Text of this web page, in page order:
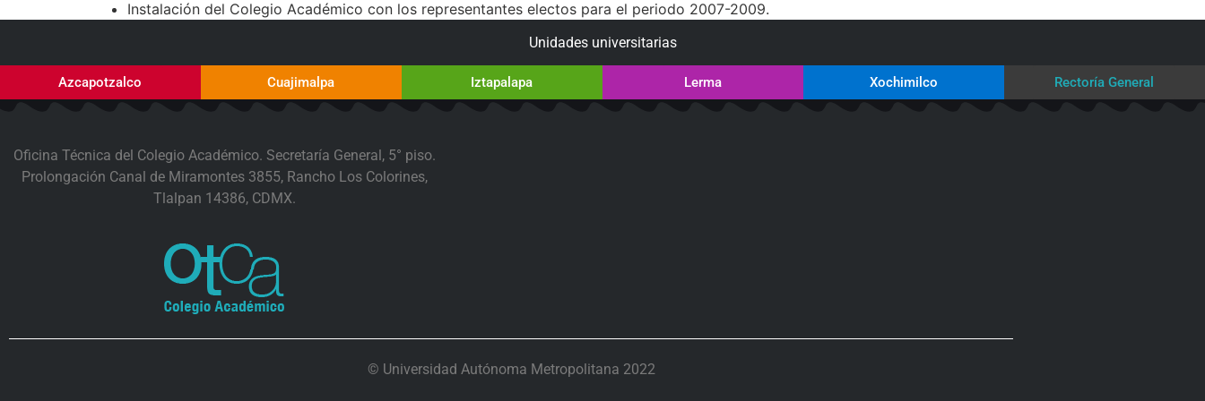
Instalación del Colegio Académico con los representantes electos para el periodo 2007-2009.
Unidades universitarias
Azcapotzalco Cuajimalpa Iztapalapa Lerma Xochimilco Rectoría General
Oficina Técnica del Colegio Académico. Secretaría General, 5° piso.
Prolongación Canal de Miramontes 3855, Rancho Los Colorines,
Tlalpan 14386, CDMX.
© Universidad Autónoma Metropolitana 2022